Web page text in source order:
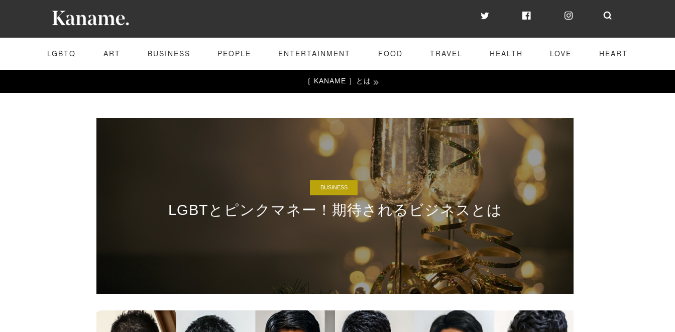
LGBTQ ART BUSINESS PEOPLE ENTERTAINMENT FOOD TRAVEL HEALTH LOVE HEART
［ KANAME ］とは
BUSINESS
LGBTとピンクマネー！期待されるビジネスとは